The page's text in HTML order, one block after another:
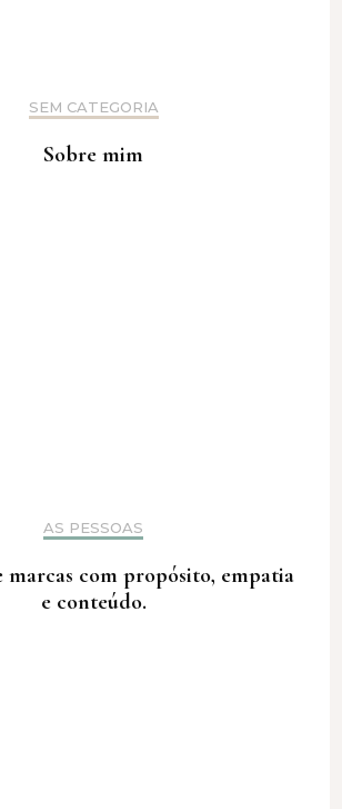
SEM CATEGORIA
Sobre mim
AS PESSOAS
marcas com propósito, empatia
e conteúdo.